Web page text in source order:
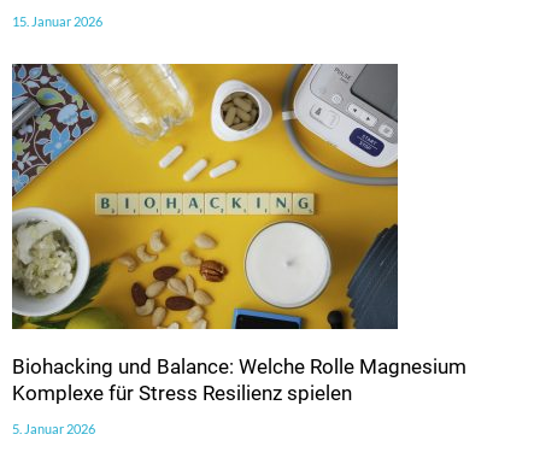
15. Januar 2026
Biohacking und Balance: Welche Rolle Magnesium
Komplexe für Stress Resilienz spielen
5. Januar 2026